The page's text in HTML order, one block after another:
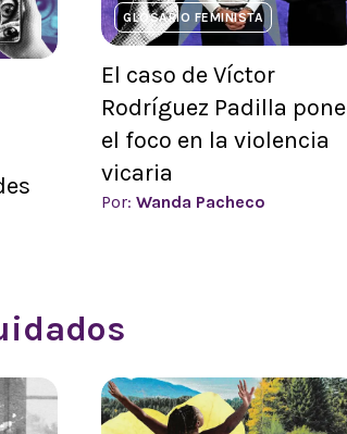
GLOSARIO FEMINISTA
El caso de Víctor
Rodríguez Padilla pone
el foco en la violencia
vicaria
Por: Wanda Pacheco